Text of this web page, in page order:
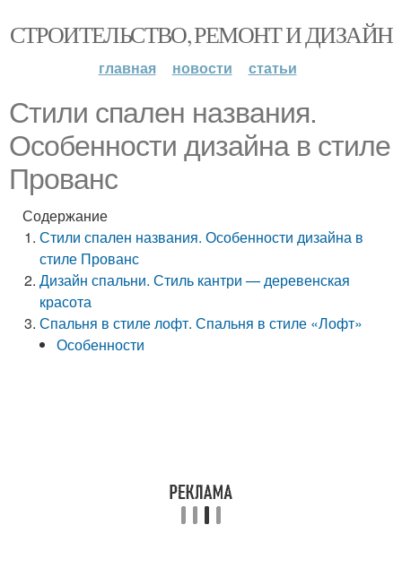
СТРОИТЕЛЬСТВО, РЕМОНТ И ДИЗАЙН
главная новости статьи
Стили спален названия.
Особенности дизайна в стиле
Прованс
Содержание
Стили спален названия. Особенности дизайна в
стиле Прованс
Дизайн спальни. Стиль кантри — деревенская
красота
Спальня в стиле лофт. Спальня в стиле «Лофт»
Особенности